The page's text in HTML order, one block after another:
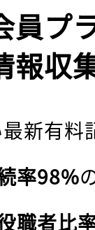
員プ
報収
新有料
率98%
職者比